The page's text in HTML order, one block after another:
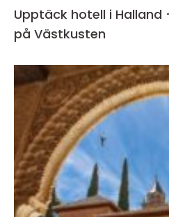
Upptäck hotell i
på Västkusten